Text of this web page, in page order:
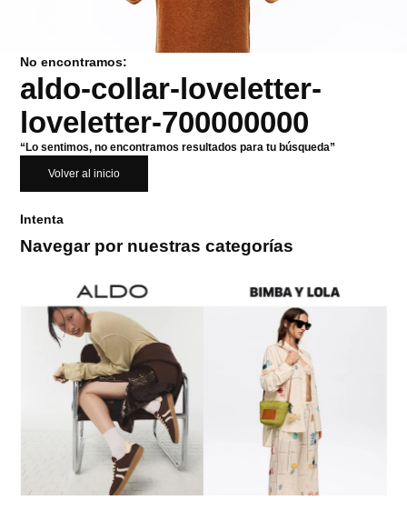
No encontramos:
aldo-collar-loveletter-
loveletter-700000000
“Lo sentimos, no encontramos resultados para tu búsqueda”
Volver al inicio
Intenta
Navegar por nuestras categorías